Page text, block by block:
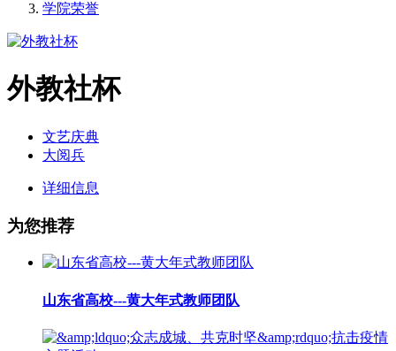
学院荣誉
外教社杯
文艺庆典
大阅兵
详细信息
为您推荐
山东省高校---黄大年式教师团队